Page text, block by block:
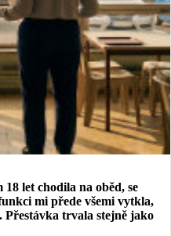
18 let chodila na oběd, se
mi přede všemi vytkla,
Přestávka trvala stejně jako